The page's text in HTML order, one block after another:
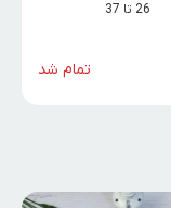
26 تا 37
تمام شد